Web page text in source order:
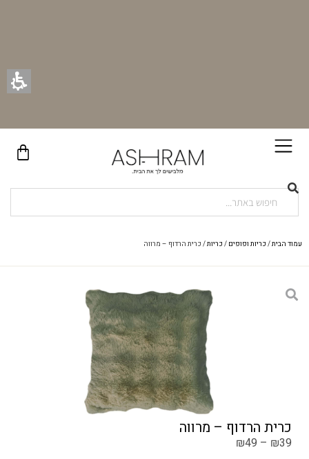
עמוד הבית/ כריות ופופים / כריות/ כרית הרדוף – מרווה
כרית הרדוף – מרווה
₪39
–
₪49